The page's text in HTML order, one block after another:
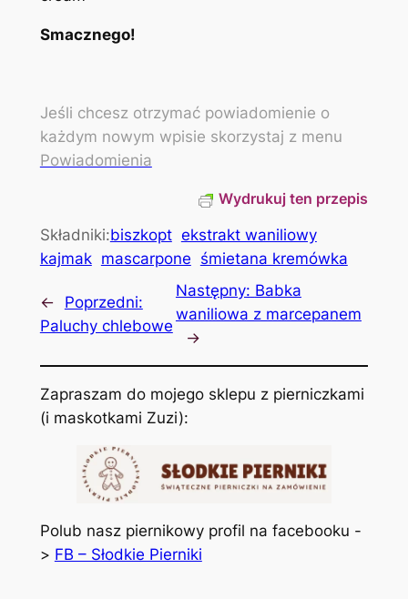
Smacznego!
Jeśli chcesz otrzymać powiadomienie o
każdym nowym wpisie skorzystaj z menu
Powiadomienia
Wydrukuj ten przepis
Składniki:biszkopt ekstrakt waniliowy
kajmak mascarpone śmietana kremówka
←
Poprzedni:
Paluchy chlebowe
Następny: Babka
waniliowa z marcepanem
→
Zapraszam do mojego sklepu z pierniczkami
(i maskotkami Zuzi):
Polub nasz piernikowy profil na facebooku -
> FB – Słodkie Pierniki